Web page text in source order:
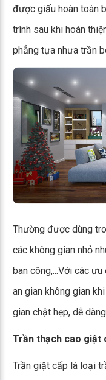
được giấu hoàn toàn
trình sau khi hoàn
phẳng tựa nhưa trần
Thường được dùng
các không gian nhỏ
ban công,...Với các
an gian không gian
gian chật hẹp, dễ
Trần thạch cao giật
Trần giật cấp là loại